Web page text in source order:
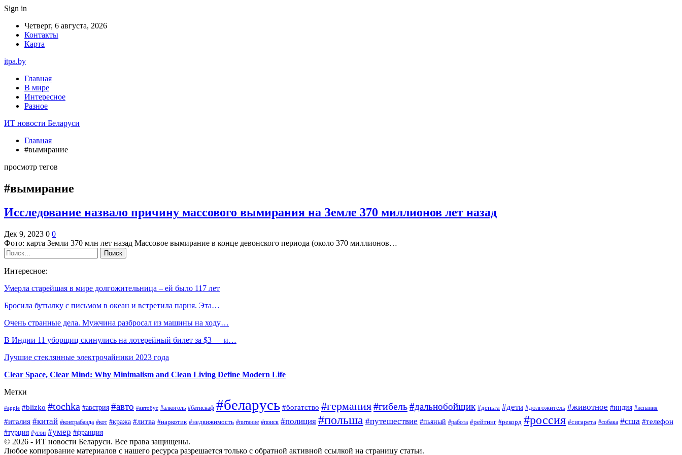
Sign in
Четверг, 6 августа, 2026
Контакты
Карта
itpa.by
Главная
В мире
Интересное
Разное
ИТ новости Беларуси
Главная
#вымирание
просмотр тегов
#вымирание
Исследование назвало причину массового вымирания на Земле 370 миллионов лет назад
Дек 9, 2023 0 0
Фото: карта Земли 370 млн лет назад Массовое вымирание в конце девонского периода (около 370 миллионов…
Интересное:
Умерла старейшая в мире долгожительница – ей было 117 лет
Бросила бутылку с письмом в океан и встретила парня. Эта…
Очень странные дела. Мужчина разбросал из машины на ходу…
В Индии 11 уборщиц скинулись на лотерейный билет за $3 — и…
Лучшие стеклянные электрочайники 2023 года
Clear Space, Clear Mind: Why Minimalism and Clean Living Define Modern Life
Метки
#apple #blizko #tochka #австрия #авто #автобус #алкоголь #батискаф #беларусь #богатство #германия#гибель#дальнобойщик #деньга #дети #долгожитель #животное #индия #испания
#италия #китай #контрабанда #кот #кража #литва #наркотик #недвижимость #питание #поиск #полиция #польша #путешествие #пьяный #работа #рейтинг #рекорд #россия #сигарета #собака #сша #телефон
#турция #угон #умер #франция
© 2026 - ИТ новости Беларуси. Все права защищены.
Любое копирование материалов с нашего ресурса разрешается только с обратной активной ссылкой на страницу статьи.